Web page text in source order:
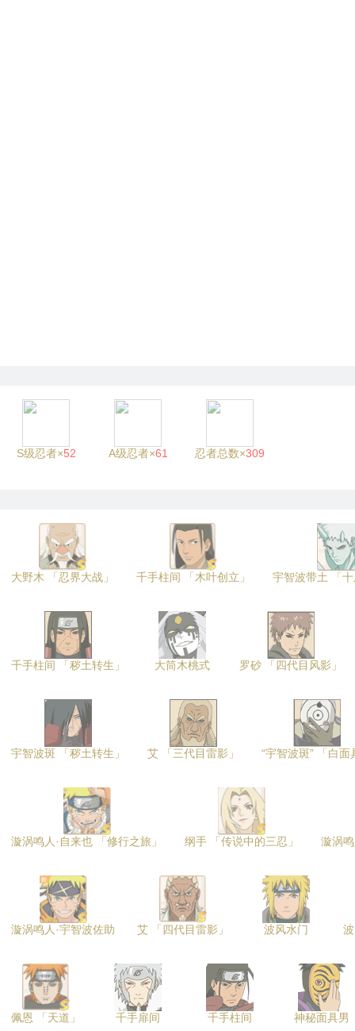
S级忍者×52 A级忍者×61 忍者总数×309
大野木 「忍界大战」 千手柱间 「木叶创立」 宇智波带土 「
千手柱间 「秽土转生」 大筒木桃式 罗砂 「四代目风影」
宇智波斑 「秽土转生」 艾 「三代目雷影」 “宇智波斑” 「白面
漩涡鸣人·自来也 「修行之旅」 纲手 「传说中的三忍」 漩涡
漩涡鸣人·宇智波佐助 艾 「四代目雷影」 波风水门
佩恩 「天道」 千手扉间 千手柱间 神秘面具男